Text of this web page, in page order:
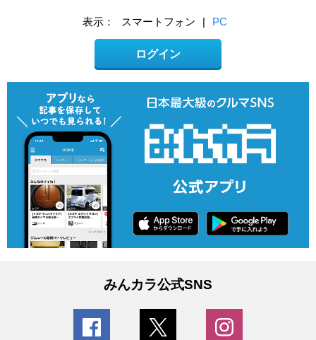
表示： スマートフォン | PC
ログイン
みんカラ公式SNS